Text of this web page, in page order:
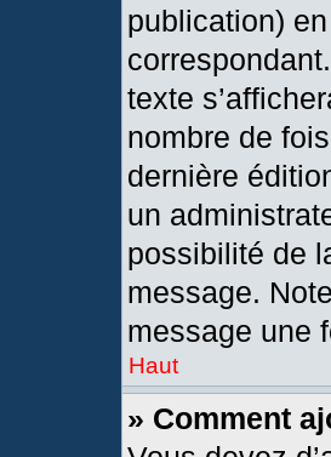
publication)
texte
nombre de
dernière
un
possibilité de
message.
message une
Haut
» Comment